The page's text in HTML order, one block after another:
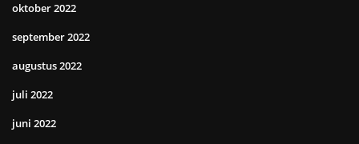
oktober 2022
september 2022
augustus 2022
juli 2022
juni 2022